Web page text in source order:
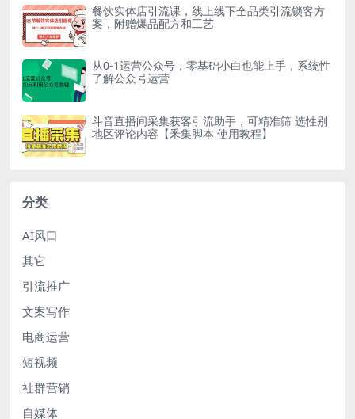
餐饮实体店引流课，线上线下全品类引流锁客方
案，附赠爆品配方和工艺
从0-1运营公众号，零基础小白也能上手，系统性
了解公众号运营
斗音直播间采集获客引流助手，可精准筛 选性别
地区评论内容【釆集脚本 使用教程】
分类
AI风口
其它
引流推广
文案写作
电商运营
短视频
社群营销
自媒体